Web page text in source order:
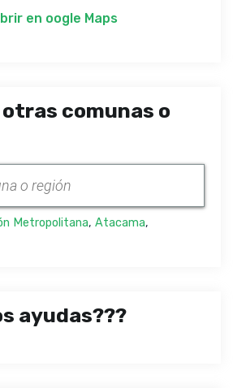
en oogle Maps
comunas o
Metropolitana, Atacama,
ayudas???